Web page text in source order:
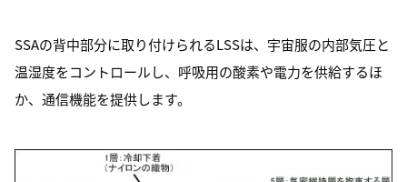
SSAの背中部分に取り付けられるLSSは、宇宙服の内部気圧と
温湿度をコントロールし、呼吸用の酸素や電力を供給するほ
か、通信機能を提供します。